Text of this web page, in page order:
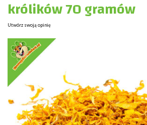
królików 70 gramów
Utwórz swoją opinię